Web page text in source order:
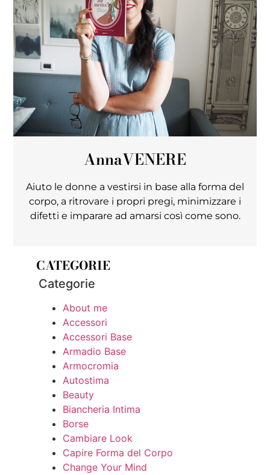
AnnaVENERE
Aiuto le donne a vestirsi in base alla forma del
corpo, a ritrovare i propri pregi, minimizzare i
difetti e imparare ad amarsi così come sono.
CATEGORIE
Categorie
About me
Accessori
Accessori Base
Armadio Base
Armocromia
Autostima
Beauty
Biancheria Intima
Borse
Cambiare Look
Capire Forma del Corpo
Change Your Mind